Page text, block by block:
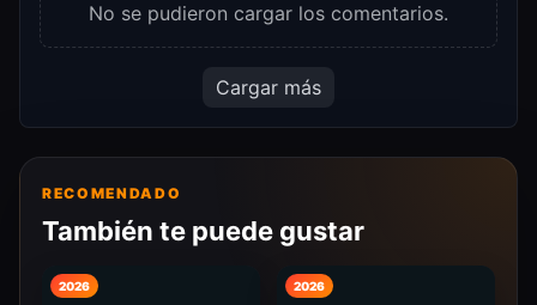
No se pudieron cargar los comentarios.
Cargar más
RECOMENDADO
También te puede gustar
2026 2026